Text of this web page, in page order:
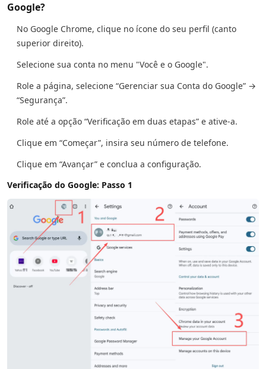
Google?
No Google Chrome, clique no ícone do seu perfil (canto
superior direito).
Selecione sua conta no menu "Você e o Google".
Role a página, selecione “Gerenciar sua Conta do Google” →
“Segurança”.
Role até a opção “Verificação em duas etapas” e ative-a.
Clique em “Começar”, insira seu número de telefone.
Clique em “Avançar” e conclua a configuração.
Verificação do Google: Passo 1